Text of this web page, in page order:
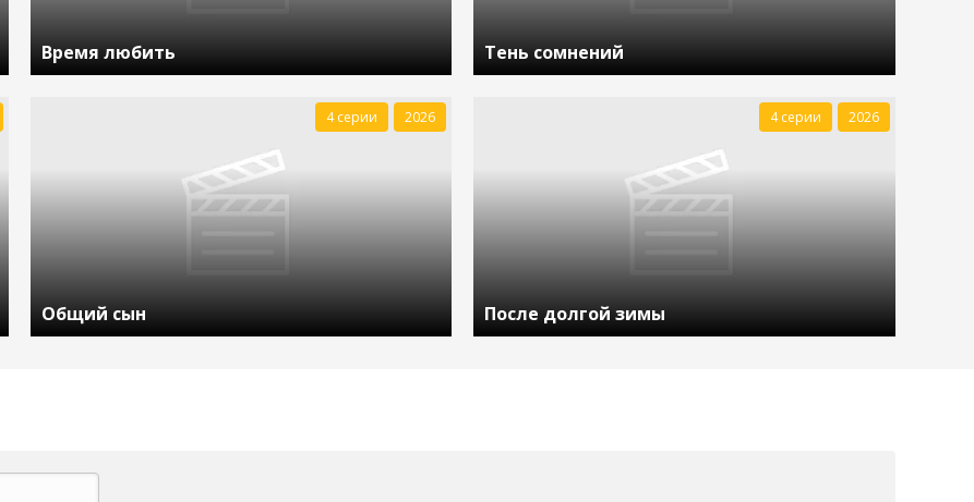
Время любить Тень сомнений
Общий сын
4 серии 2026
После долгой зимы
4 серии 2026